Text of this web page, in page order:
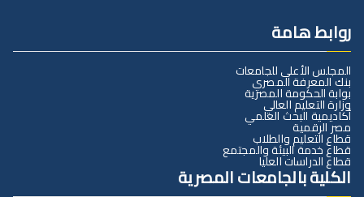
روابط هامة
المجلس الأعلى للجامعات
بنك المعرفة المصري
بوابة الحكومة المصرية
وزارة التعليم العالي
أكاديمية البحث العلمي
مصر الرقمية
قطاع التعليم والطلاب
قطاع خدمة البيئة والمجتمع
قطاع الدراسات العليا
الكلية بالجامعات المصرية